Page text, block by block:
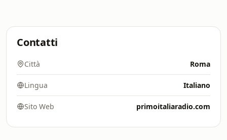
Contatti
Città Roma
Lingua Italiano
Sito Web primoitaliaradio.com